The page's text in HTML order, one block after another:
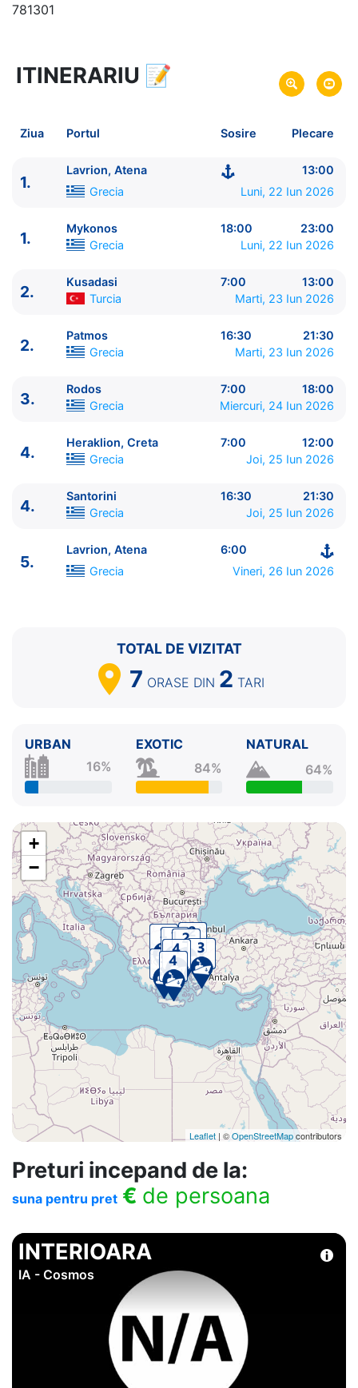
781301
5 zile vacanta de croaziera in
Insulele Grecesti si Turcia -
Plecare pe 22 Iun 2026 din Lavrion, Atena, Grecia
Celestyal Cruises
ITINERARIU
----------------------------------------
1. Lavrion, Atena
Kusadasi Turcia
2.
Patmos Grecia
4.
Heraklion, Creta Grecia
7:00 - 12:00
4.
Santorini Grecia
ITINERARIU 📝
Ziua Portul Sosire Plecare
1.
Lavrion, Atena
13:00
Grecia
Luni, 22 Iun 2026
1.
Mykonos 18:00
23:00
Grecia
Luni, 22 Iun 2026
2.
Kusadasi 7:00
13:00
Turcia
Marti, 23 Iun 2026
2.
Patmos 16:30
21:30
Grecia
Marti, 23 Iun 2026
3.
Rodos 7:00
18:00
Grecia
Miercuri, 24 Iun 2026
4.
Heraklion, Creta 7:00
12:00
Grecia
Joi, 25 Iun 2026
4.
Santorini 16:30
21:30
Grecia
Joi, 25 Iun 2026
5.
Lavrion, Atena
6:00
Grecia
Vineri, 26 Iun 2026
TOTAL DE VIZITAT
7 ORASE DIN 2 TARI
URBAN
16%
EXOTIC
84%
NATURAL
64%
+
−
Leaflet | ©OpenStreetMapcontributors
Preturi incepand de la:
suna pentru pret € de persoana
INTERIOARA
IA - Cosmos